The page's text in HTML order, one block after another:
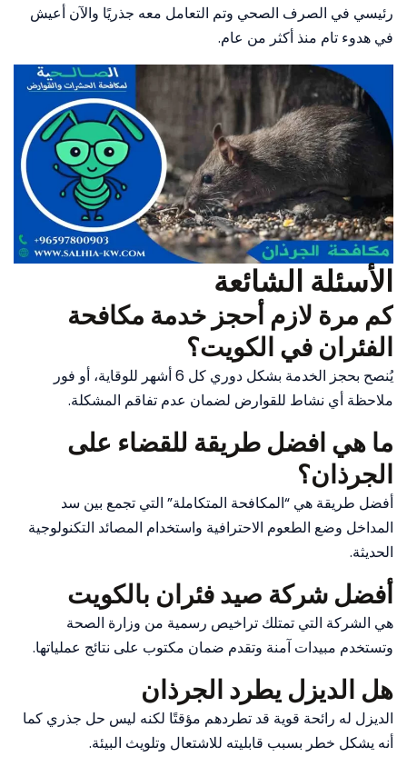
رئيسي في الصرف الصحي وتم التعامل معه جذريًا والآن أعيش
في هدوء تام منذ أكثر من عام.
الأسئلة الشائعة
كم مرة لازم أحجز خدمة مكافحة
الفئران في الكويت؟
يُنصح بحجز الخدمة بشكل دوري كل 6 أشهر للوقاية، أو فور
ملاحظة أي نشاط للقوارض لضمان عدم تفاقم المشكلة.
ما هي افضل طريقة للقضاء على
الجرذان؟
أفضل طريقة هي “المكافحة المتكاملة” التي تجمع بين سد
المداخل وضع الطعوم الاحترافية واستخدام المصائد التكنولوجية
الحديثة.
أفضل شركة صيد فئران بالكويت
هي الشركة التي تمتلك تراخيص رسمية من وزارة الصحة
وتستخدم مبيدات آمنة وتقدم ضمان مكتوب على نتائج عملياتها.
هل الديزل يطرد الجرذان
الديزل له رائحة قوية قد تطردهم مؤقتًا لكنه ليس حل جذري كما
أنه يشكل خطر بسبب قابليته للاشتعال وتلويث البيئة.